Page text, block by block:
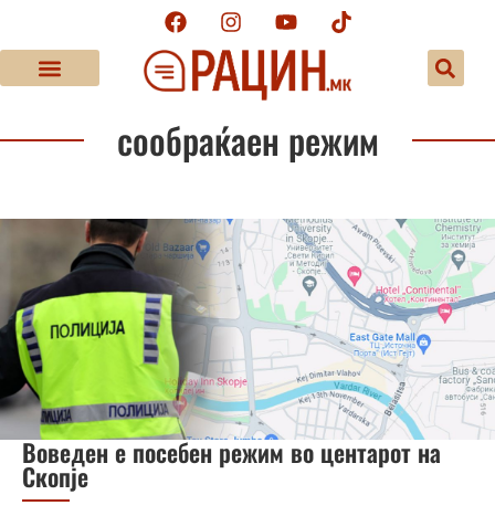
сообраќаен режим
Воведен е посебен режим во центарот на
Скопје